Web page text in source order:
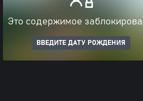
Это содержимое
ВВЕДИТЕ ДАТУ РОЖДЕНИЯ